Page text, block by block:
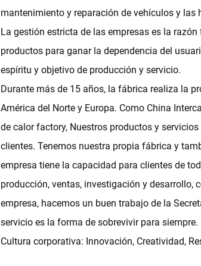
mantenimiento y reparación de vehículos y las
La gestión estricta de las empresas es la
productos para ganar la dependencia del
espíritu y objetivo de producción y servicio.
Durante más de 15 años, la fábrica realiza la
América del Norte y Europa. Como China
de calor factory, Nuestros productos y
clientes. Tenemos nuestra propia fábrica y
empresa tiene la capacidad para clientes de
producción, ventas, investigación y desarrollo,
empresa, hacemos un buen trabajo de la
servicio es la forma de sobrevivir para siempre.
Cultura corporativa: Innovación, Creatividad,